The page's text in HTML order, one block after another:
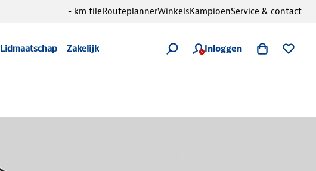
Lidmaatschap Zakelijk Inloggen
- km fileRouteplannerWinkelsKampioenService & contact